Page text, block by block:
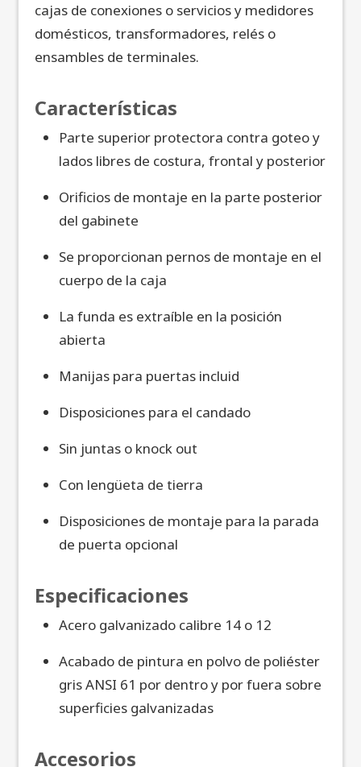
cajas de conexiones o servicios y medidores
domésticos, transformadores, relés o
ensambles de terminales.
Características
Parte superior protectora contra goteo y
lados libres de costura, frontal y posterior
Orificios de montaje en la parte posterior
del gabinete
Se proporcionan pernos de montaje en el
cuerpo de la caja
La funda es extraíble en la posición
abierta
Manijas para puertas incluid
Disposiciones para el candado
Sin juntas o knock out
Con lengüeta de tierra
Disposiciones de montaje para la parada
de puerta opcional
Especificaciones
Acero galvanizado calibre 14 o 12
Acabado de pintura en polvo de poliéster
gris ANSI 61 por dentro y por fuera sobre
superficies galvanizadas
Accesorios